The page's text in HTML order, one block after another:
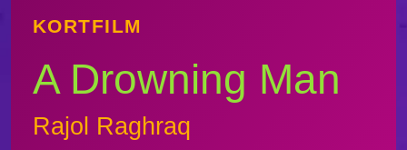
KORTFILM
A Drowning Man
Rajol Raghraq